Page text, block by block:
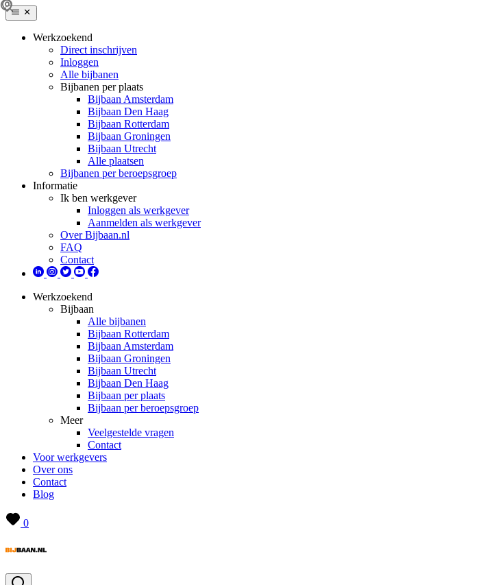
Werkzoekend
Direct inschrijven
Inloggen
Alle bijbanen
Bijbanen per plaats
Bijbaan Amsterdam
Bijbaan Den Haag
Bijbaan Rotterdam
Bijbaan Groningen
Bijbaan Utrecht
Alle plaatsen
Bijbanen per beroepsgroep
Informatie
Ik ben werkgever
Inloggen als werkgever
Aanmelden als werkgever
Over Bijbaan.nl
FAQ
Contact
Werkzoekend
Bijbaan
Alle bijbanen
Bijbaan Rotterdam
Bijbaan Amsterdam
Bijbaan Groningen
Bijbaan Utrecht
Bijbaan Den Haag
Bijbaan per plaats
Bijbaan per beroepsgroep
Meer
Veelgestelde vragen
Contact
Voor werkgevers
Over ons
Contact
Blog
0